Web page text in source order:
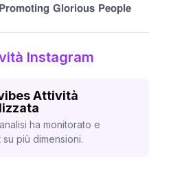
𝗚𝗹𝗼𝗿𝗶𝗼𝘂𝘀 𝗣𝗲𝗼𝗽𝗹𝗲
Instagram
Attività
ha monitorato e
più dimensioni.